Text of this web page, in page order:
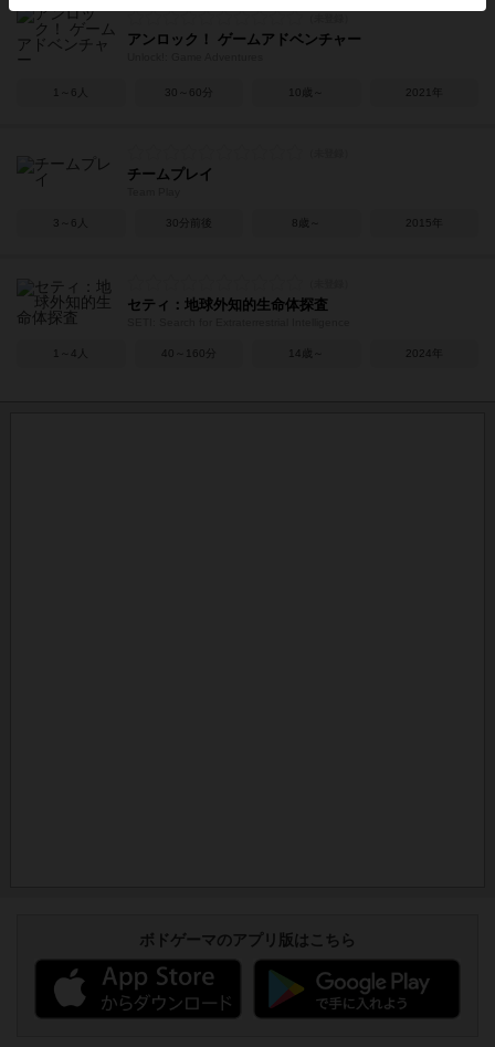
アンロック！ ゲームアドベンチャー
1～6人 30～60分 10歳～ 2021年
チームプレイ
3～6人 30分前後 8歳～ 2015年
セティ：地球外知的生命体探査
1～4人 40～160分 14歳～ 2024年
ボドゲーマのアプリ版はこちら